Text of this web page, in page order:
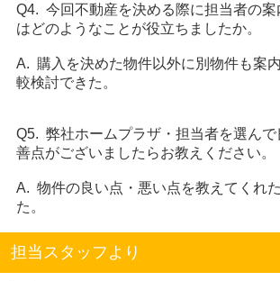
Q4. 今回不動産を決める際に担当者の案
はどのようなことが役立ちましたか。
A. 購入を決めた物件以外に別物件も案
較検討できた。
Q5. 弊社ホームプラザ・担当者を選んで
善点がございましたらお教えください。
A. 物件の良い点・悪い点を教えてくれ
た。
担当スタッフより